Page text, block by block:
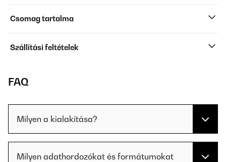
Csomag tartalma
Szállítási feltételek
FAQ
Milyen a kialakítása?
Milyen adathordozókat és formátumokat